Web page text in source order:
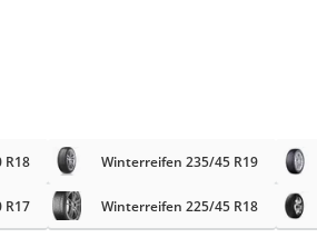
R18 Winterreifen 235/45 R19
R17 Winterreifen 225/45 R18